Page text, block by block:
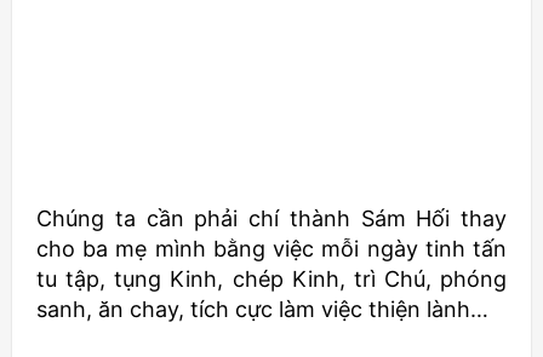
Chúng ta cần phải chí thành Sám Hối thay
cho ba mẹ mình bằng việc mỗi ngày tinh tấn
tu tập, tụng Kinh, chép Kinh, trì Chú, phóng
sanh, ăn chay, tích cực làm việc thiện lành…